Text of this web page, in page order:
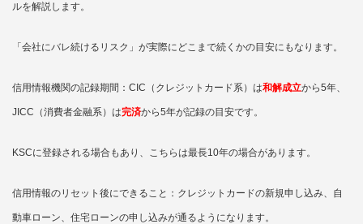
ルを解説します。
「会社にバレ続けるリスク」が実際にどこまで続くかの目安にもなります。
信用情報機関の記録期間：CIC（クレジットカード系）は和解成立から5年、
JICC（消費者金融系）は完済から5年が記録の目安です。
KSCに登録される場合もあり、こちらは最長10年の場合があります。
信用情報のリセット後にできること：クレジットカードの新規申し込み、自
動車ローン、住宅ローンの申し込みが通るようになります。